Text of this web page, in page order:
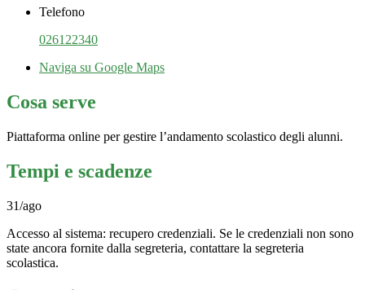
Telefono
026122340
Naviga su Google Maps
Cosa serve
Piattaforma online per gestire l’andamento scolastico degli alunni.
Tempi e scadenze
31/ago
Accesso al sistema: recupero credenziali. Se le credenziali non sono
state ancora fornite dalla segreteria, contattare la segreteria
scolastica.